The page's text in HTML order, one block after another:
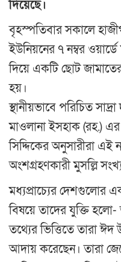
দিয়েছে।
বৃহস্পতিবার সকালে
ইউনিয়নের ৭ নম্বর
দিয়ে একটি ছোট
হয়।
স্থানীয়ভাবে পরিচিত
মাওলানা ইসহাক (রহ.)
সিদ্দিকের অনুসারীরা এই
অংশগ্রহণকারী মুসল্লি
মধ্যপ্রাচ্যের দেশগুলোর
বিষয়ে তাদের যুক্তি হলো-
তথ্যের ভিত্তিতে তারা
আদায় করেছেন। তারা